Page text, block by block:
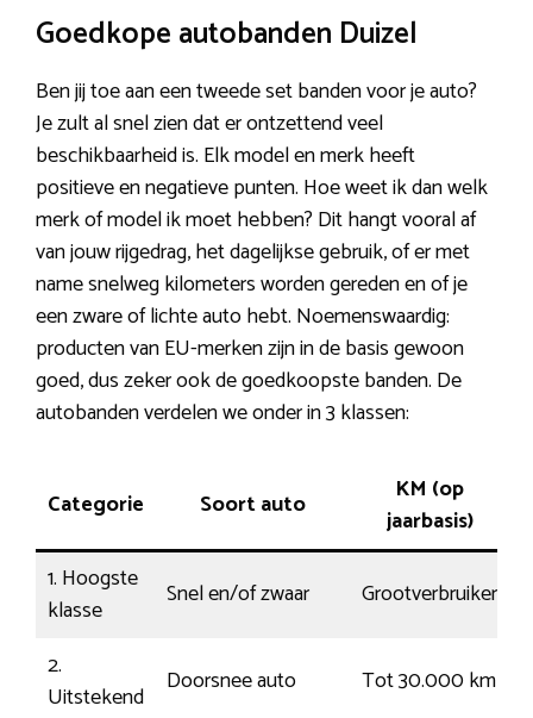
Goedkope autobanden Duizel
Ben jij toe aan een tweede set banden voor je auto?
Je zult al snel zien dat er ontzettend veel
beschikbaarheid is. Elk model en merk heeft
positieve en negatieve punten. Hoe weet ik dan welk
merk of model ik moet hebben? Dit hangt vooral af
van jouw rijgedrag, het dagelijkse gebruik, of er met
name snelweg kilometers worden gereden en of je
een zware of lichte auto hebt. Noemenswaardig:
producten van EU-merken zijn in de basis gewoon
goed, dus zeker ook de goedkoopste banden. De
autobanden verdelen we onder in 3 klassen:
Categorie Soort auto
KM (op
jaarbasis)
1. Hoogste
klasse
Snel en/of zwaar Grootverbruiker
2.
Uitstekend
Doorsnee auto Tot 30.000 km